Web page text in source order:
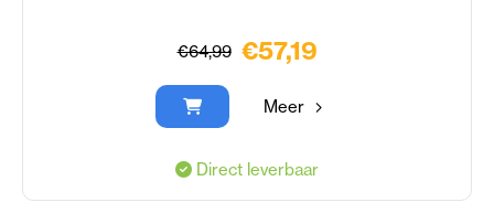
€64,99 €57,19
Meer
Direct leverbaar